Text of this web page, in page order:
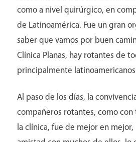
como a nivel quirúrgico, en
de Latinoamérica. Fue un gran
saber que vamos por buen
Clínica Planas, hay rotantes de
principalmente
Al paso de los días, la
compañeros rotantes, como
la clínica, fue de mejor en